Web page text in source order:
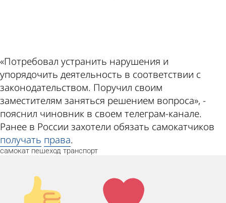
«Потребовал устранить нарушения и
упорядочить деятельность в соответствии с
законодательством. Поручил своим
заместителям заняться решением вопроса», -
пояснил чиновник в своем телеграм-канале.
Ранее в России захотели обязать самокатчиков
получать права.
самокат пешеход транспорт
Палец
вверх!
Лайк!